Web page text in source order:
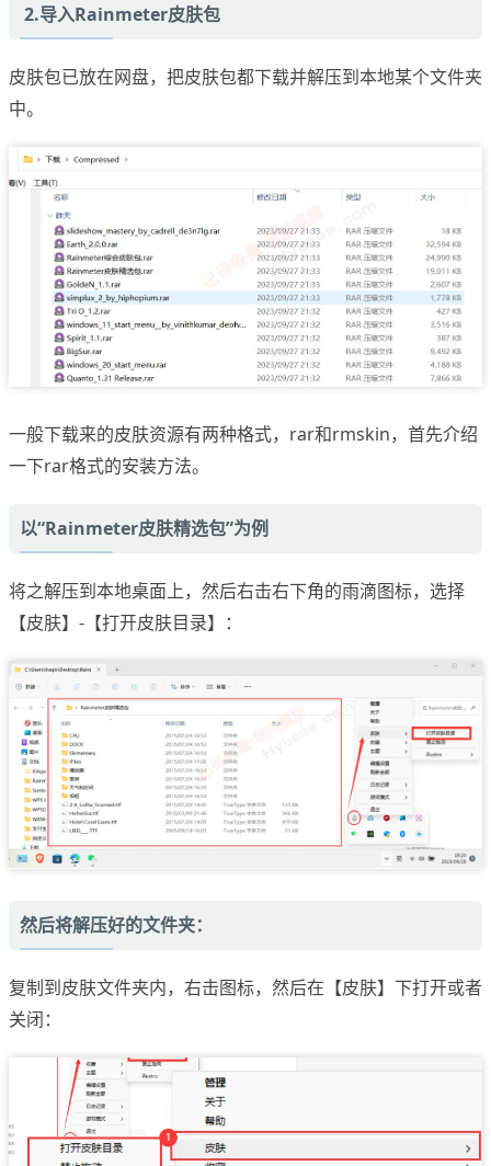
2.导入Rainmeter皮肤包
皮肤包已放在网盘，把皮肤包都下载并解压到本地某个文件夹
中。
一般下载来的皮肤资源有两种格式，rar和rmskin，首先介绍
一下rar格式的安装方法。
以“Rainmeter皮肤精选包”为例
将之解压到本地桌面上，然后右击右下角的雨滴图标，选择
【皮肤】-【打开皮肤目录】：
然后将解压好的文件夹：
复制到皮肤文件夹内，右击图标，然后在【皮肤】下打开或者
关闭：